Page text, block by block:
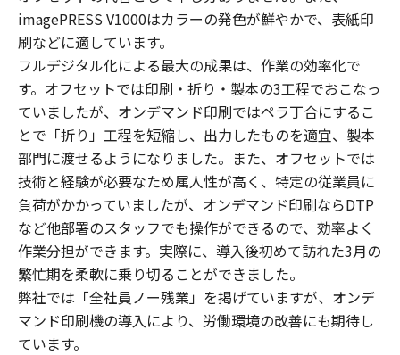
imagePRESS V1000はカラーの発色が鮮やかで、表紙印
刷などに適しています。
フルデジタル化による最大の成果は、作業の効率化で
す。オフセットでは印刷・折り・製本の3工程でおこなっ
ていましたが、オンデマンド印刷ではペラ丁合にするこ
とで「折り」工程を短縮し、出力したものを適宜、製本
部門に渡せるようになりました。また、オフセットでは
技術と経験が必要なため属人性が高く、特定の従業員に
負荷がかかっていましたが、オンデマンド印刷ならDTP
など他部署のスタッフでも操作ができるので、効率よく
作業分担ができます。実際に、導入後初めて訪れた3月の
繁忙期を柔軟に乗り切ることができました。
弊社では「全社員ノー残業」を掲げていますが、オンデ
マンド印刷機の導入により、労働環境の改善にも期待し
ています。